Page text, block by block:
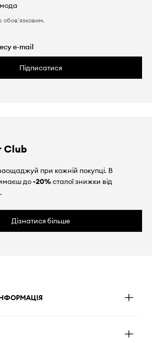
обов'язковим.
Підписатися
Club
при кожній покупці. В
до-20%сталої знижки від
Дізнатися більше